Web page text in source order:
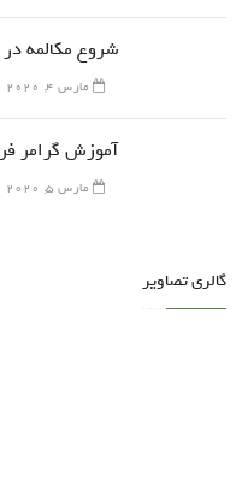
شروع مکالمه
مارس 4, 2020
آموزش گرامر
مارس 5, 2020
گالری تصاویر